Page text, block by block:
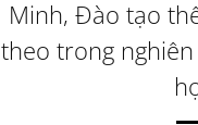
Minh, Đào tạo
theo trong